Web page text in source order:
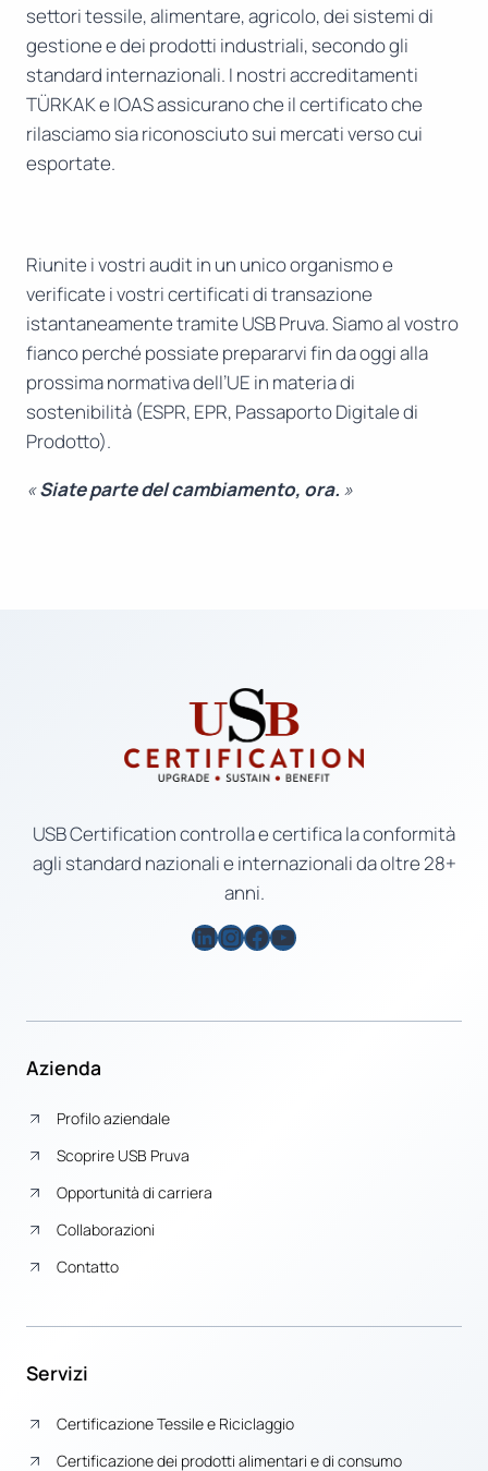
settori tessile, alimentare, agricolo, dei sistemi di
gestione e dei prodotti industriali, secondo gli
standard internazionali. I nostri accreditamenti
TÜRKAK e IOAS assicurano che il certificato che
rilasciamo sia riconosciuto sui mercati verso cui
esportate.
Riunite i vostri audit in un unico organismo e
verificate i vostri certificati di transazione
istantaneamente tramite USB Pruva. Siamo al vostro
fianco perché possiate prepararvi fin da oggi alla
prossima normativa dell’UE in materia di
sostenibilità (ESPR, EPR, Passaporto Digitale di
Prodotto).
«Siate parte del cambiamento, ora. »
USB Certification controlla e certifica la conformità
agli standard nazionali e internazionali da oltre 28+
anni.
LinkedIn
Instagram
Facebook
YouTube
Azienda
Profilo aziendale
Scoprire USB Pruva
Opportunità di carriera
Collaborazioni
Contatto
Servizi
Certificazione Tessile e Riciclaggio
Certificazione dei prodotti alimentari e di consumo